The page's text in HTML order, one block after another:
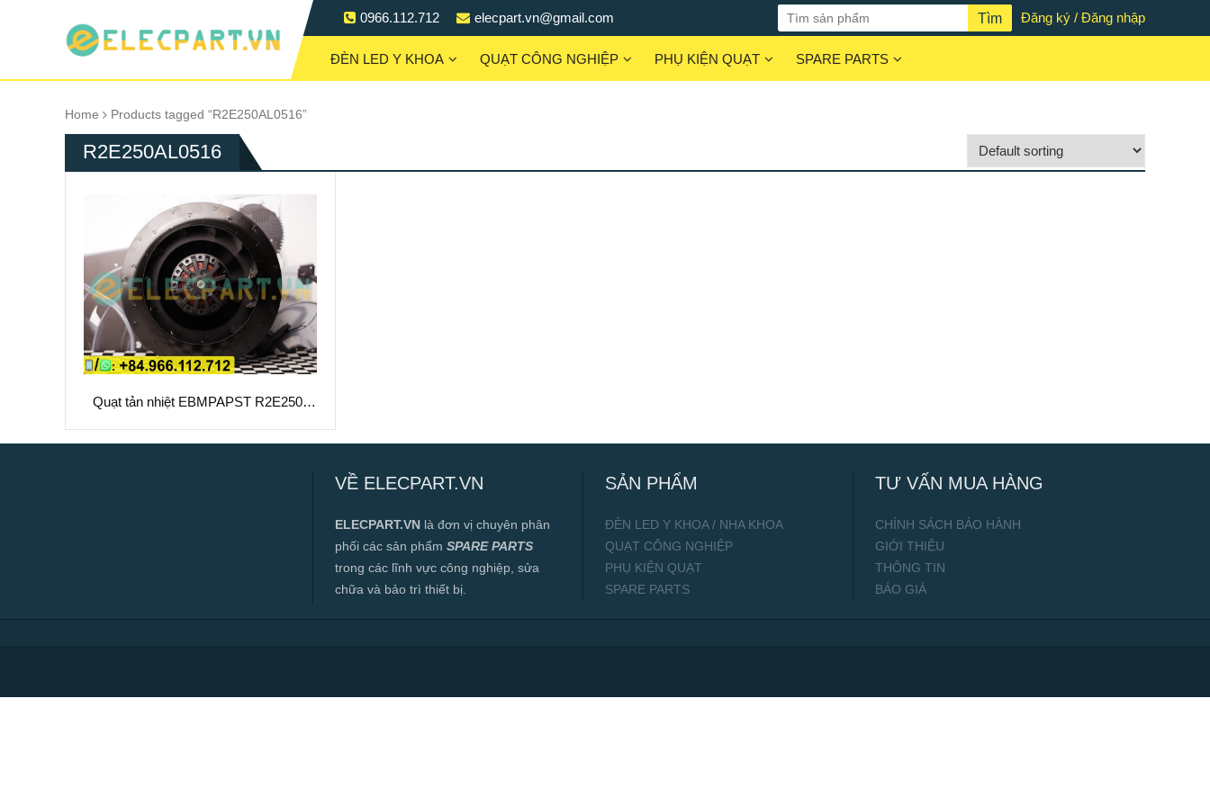
0966.112.712 elecpart.vn@gmail.com Đăng ký / Đăng nhập
ĐÈN LED Y KHOA QUẠT CÔNG NGHIỆP PHỤ KIỆN QUẠT SPARE PARTS
Home Products tagged “R2E250AL0516”
R2E250AL0516
Quạt tản nhiệt EBMPAPST R2E250-
VỀ ELECPART.VN
ELECPART.VN là đơn vị chuyên phân
phối các sản phẩm SPARE PARTS
trong các lĩnh vực công nghiệp, sửa
chữa và bảo trì thiết bị.
SẢN PHẨM
ĐÈN LED Y KHOA / NHA KHOA
QUẠT CÔNG NGHIỆP
PHỤ KIỆN QUẠT
SPARE PARTS
TƯ VẤN MUA HÀNG
CHÍNH SÁCH BẢO HÀNH
GIỚI THIỆU
THÔNG TIN
BÁO GIÁ